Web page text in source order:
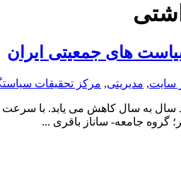
های جمعیتی ایران
سایت, مدیریتی, مركز تحقيقات
ولد سال به سال کاهش می یابد. با
گروه جامعه- ساناز باقری ...